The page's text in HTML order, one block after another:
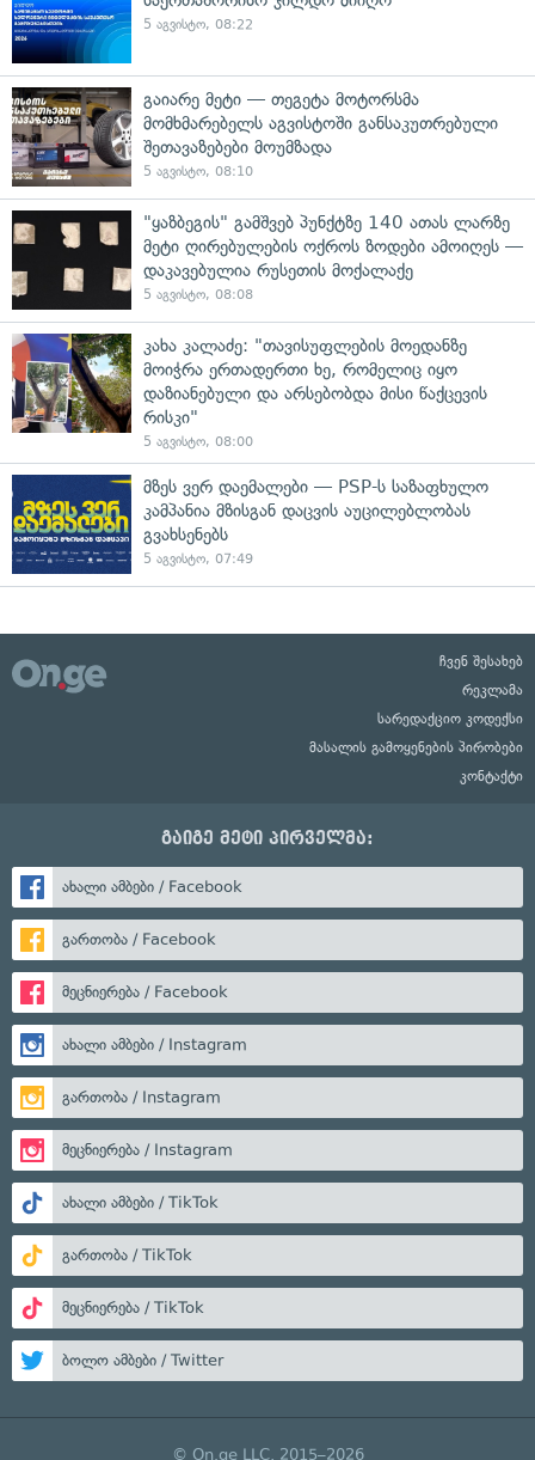
5 აგვისტო, 08:22
გაიარე მეტი — თეგეტა მოტორსმა
მომხმარებელს აგვისტოში განსაკუთრებული
შეთავაზებები მოუმზადა
5 აგვისტო, 08:10
"ყაზბეგის" გამშვებ პუნქტზე 140 ათას ლარზე
მეტი ღირებულების ოქროს ზოდები ამოიღეს —
დაკავებულია რუსეთის მოქალაქე
5 აგვისტო, 08:08
კახა კალაძე: "თავისუფლების მოედანზე
მოიჭრა ერთადერთი ხე, რომელიც იყო
დაზიანებული და არსებობდა მისი წაქცევის
რისკი"
5 აგვისტო, 08:00
მზეს ვერ დაემალები — PSP-ს საზაფხულო
კამპანია მზისგან დაცვის აუცილებლობას
გვახსენებს
5 აგვისტო, 07:49
ჩვენ შესახებ
რეკლამა
სარედაქციო კოდექსი
მასალის გამოყენების პირობები
კონტაქტი
გაიგე მეტი პირველმა:
ახალი ამბები / Facebook
გართობა / Facebook
მეცნიერება / Facebook
ახალი ამბები / Instagram
გართობა / Instagram
მეცნიერება / Instagram
ახალი ამბები / TikTok
გართობა / TikTok
მეცნიერება / TikTok
ბოლო ამბები / Twitter
© On.ge LLC, 2015–2026